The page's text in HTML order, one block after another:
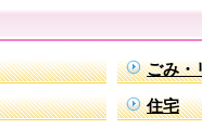
ごみ・
住宅